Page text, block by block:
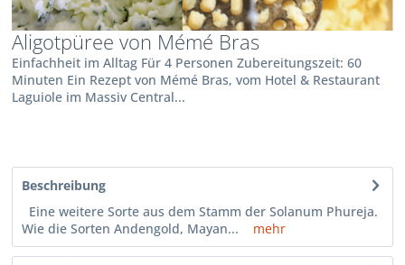
Aligotpüree von Mémé Bras
Einfachheit im Alltag Für 4 Personen Zubereitungszeit: 60
Minuten Ein Rezept von Mémé Bras, vom Hotel & Restaurant
Laguiole im Massiv Central...
Beschreibung
Eine weitere Sorte aus dem Stamm der Solanum Phureja.
Wie die Sorten Andengold, Mayan...
mehr